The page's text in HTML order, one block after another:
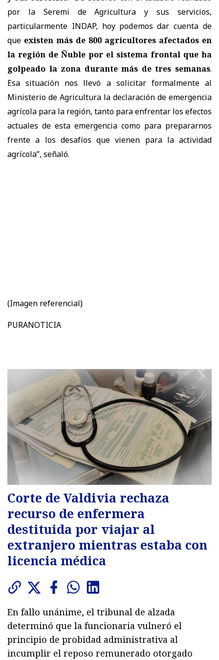
por la Seremi de Agricultura y sus servicios,
particularmente INDAP, hoy podemos dar cuenta de
que existen más de 800 agricultores afectados en
la región de Ñuble por el sistema frontal que ha
golpeado la zona durante más de tres semanas.
Esa situación nos llevó a solicitar formalmente al
Ministerio de Agricultura la declaración de emergencia
agrícola para la región, tanto para enfrentar los efectos
actuales de esta emergencia como para prepararnos
frente a los desafíos que vienen para la actividad
agrícola”, señaló.
(Imagen referencial)
PURANOTICIA
Corte de Valdivia rechaza
recurso de enfermera
destituida por viajar al
extranjero mientras estaba con
licencia médica
En fallo unánime, el tribunal de alzada
determinó que la funcionaria vulneró el
principio de probidad administrativa al
incumplir el reposo remunerado otorgado